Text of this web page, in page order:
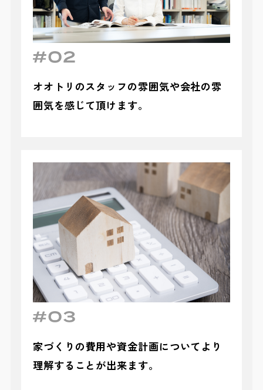
オオトリのスタッフの雰囲気や会社の雰
囲気を感じて頂けます。
家づくりの費用や資金計画についてより
理解することが出来ます。